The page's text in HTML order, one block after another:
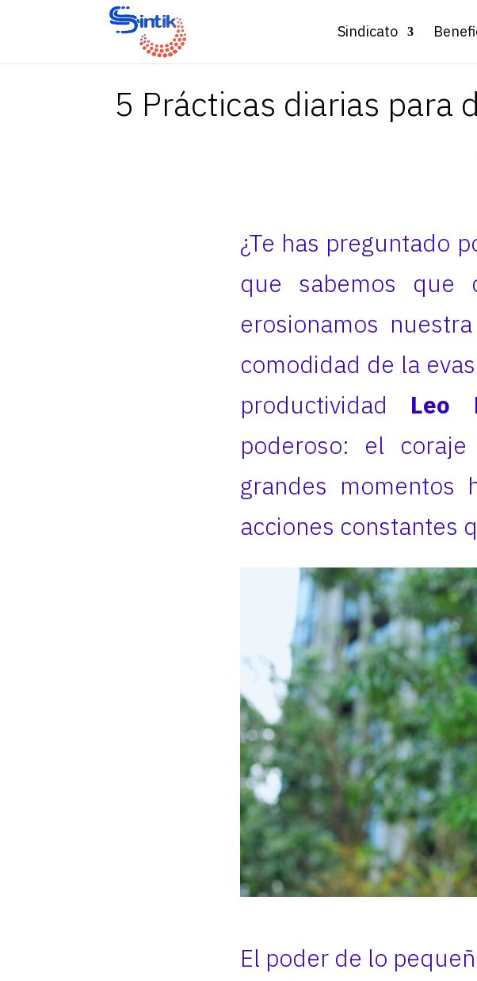
Sindicato
5 Prácticas diarias para
¿Te has preguntado
que sabemos que
erosionamos
comodidad de la
productividad Leo
poderoso: el
grandes momentos
acciones constantes
El poder de lo